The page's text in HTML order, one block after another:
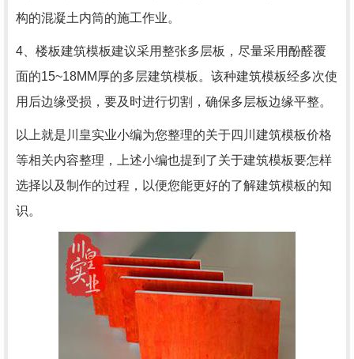
构的混凝土内筒的施工作业。
4、楼板建筑模板建议采用整张多层板，尽量采用酚醛覆
面的15~18MM厚的多层建筑模板。该种建筑模板经多次使
用后边缘受损，要及时进行切割，确保多层板边缘平整。
以上就是川皇实业小编为您整理的关于四川建筑模板价格
等相关内容整理，上述小编也提到了关于建筑模板要怎样
选择以及制作的过程，以便您能更好的了解建筑模板的知
识。